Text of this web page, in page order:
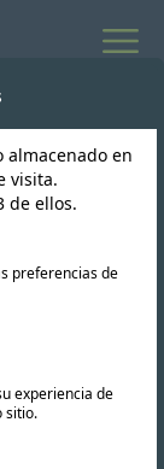
almacenado en
visita.
de ellos.
preferencias de
experiencia de
sitio.